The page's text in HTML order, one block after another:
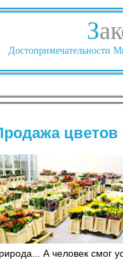
З
Достопримечательности
цветов
А человек смог